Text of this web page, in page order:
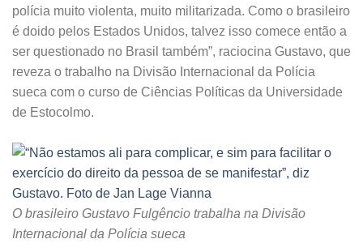
polícia muito violenta, muito militarizada. Como o brasileiro
é doido pelos Estados Unidos, talvez isso comece então a
ser questionado no Brasil também”, raciocina Gustavo, que
reveza o trabalho na Divisão Internacional da Polícia
sueca com o curso de Ciências Políticas da Universidade
de Estocolmo.
O brasileiro Gustavo Fulgêncio trabalha na Divisão
Internacional da Polícia sueca